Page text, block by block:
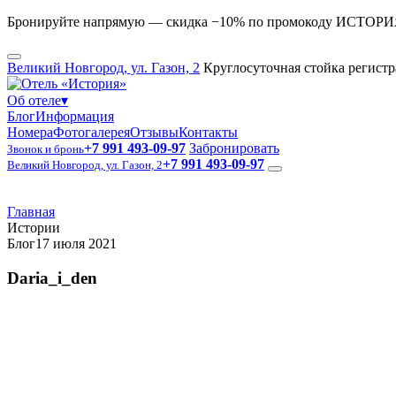
Бронируйте напрямую — скидка −10% по промокоду
Великий Новгород, ул. Газон, 2 Круглосуточная стойка
Об отеле▾
БлогИнформация
НомераФотогалереяОтзывыКонтакты
Звонок и бронь+7 991 493-09-97 Забронировать
Великий Новгород, ул. Газон, 2+7 991 493-09-97
Главная
Истории
Блог17 июля 2021
Daria_i_den